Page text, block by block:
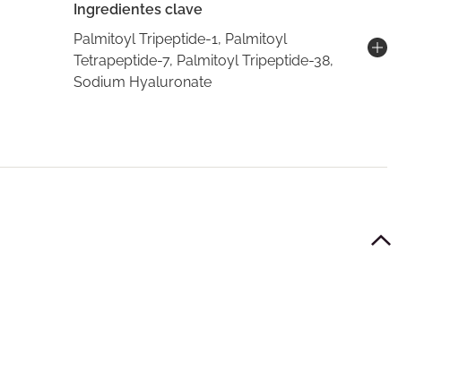
Ingredientes clave
Palmitoyl Tripeptide-1, Palmitoyl
Tetrapeptide-7, Palmitoyl Tripeptide-38,
Sodium Hyaluronate